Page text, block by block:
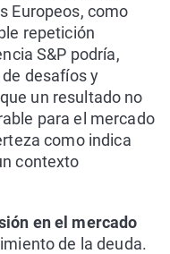
Europeos, como
repetición
S&P podría,
desafíos y
un resultado no
para el mercado
como indica
contexto
en el mercado
de la deuda.